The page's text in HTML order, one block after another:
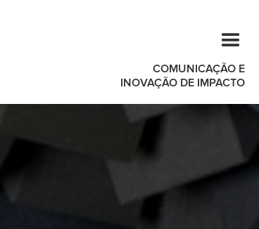
COMUNICAÇÃO E
INOVAÇÃO DE IMPACTO